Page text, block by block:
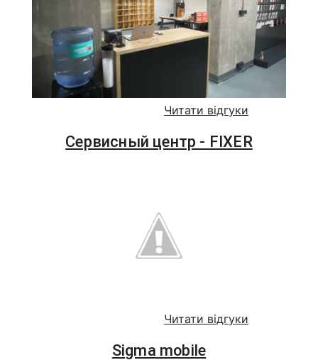
Читати відгуки
Сервисный центр - FIXER
Читати відгуки
Sigma mobile